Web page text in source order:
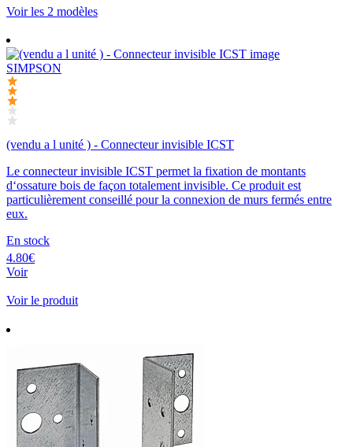
Voir les 2 modèles
SIMPSON
(vendu a l unité ) - Connecteur invisible ICST
Le connecteur invisible ICST permet la fixation de montants
d‘ossature bois de façon totalement invisible. Ce produit est
particulièrement conseillé pour la connexion de murs fermés entre
eux.
En stock
4.80€
Voir
Voir le produit